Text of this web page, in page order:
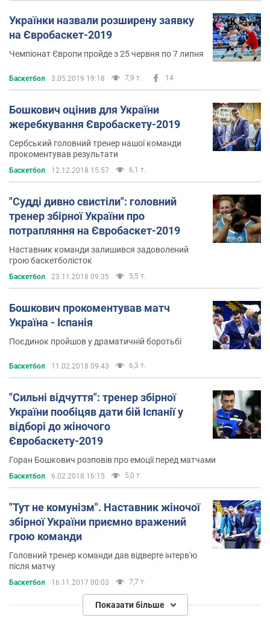
Українки назвали розширену заявку
на Євробаскет-2019
Чемпіонат Європи пройде з 25 червня по 7 липня
Баскетбол 3.05.2019 19:18 7,9 т. 14
Бошкович оцінив для України
жеребкування Євробаскету-2019
Сербський головний тренер нашої команди
прокоментував результати
Баскетбол 12.12.2018 15:57 6,1 т.
"Судді дивно свистіли": головний
тренер збірної України про
потрапляння на Євробаскет-2019
Наставник команди залишився задоволений
грою баскетболісток
Баскетбол 23.11.2018 09:35 5,5 т.
Бошкович прокоментував матч
Україна - Іспанія
Поєдинок пройшов у драматичній боротьбі
Баскетбол 11.02.2018 09:43 6,3 т.
"Сильні відчуття": тренер збірної
України пообіцяв дати бій Іспанії у
відборі до жіночого
Євробаскету-2019
Горан Бошкович розповів про емоції перед матчами
Баскетбол 6.02.2018 16:15 5,0 т.
"Тут не комунізм". Наставник жіночої
збірної України приємно вражений
грою команди
Головний тренер команди дав відверте інтерв'ю
після матчу
Баскетбол 16.11.2017 00:03 7,7 т.
Показати більше